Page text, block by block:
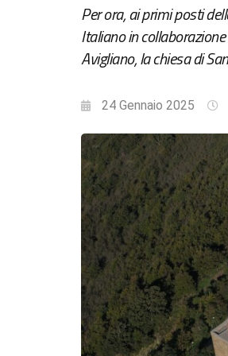
Per ora, ai primi posti
Italiano in
Avigliano, la chiesa di
24 Gennaio 2025